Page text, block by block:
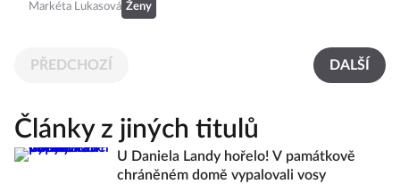
Markéta Lukasová Ženy
PŘEDCHOZÍ DALŠÍ
Články z jiných titulů
U Daniela Landy hořelo! V památkově
chráněném domě vypalovali vosy